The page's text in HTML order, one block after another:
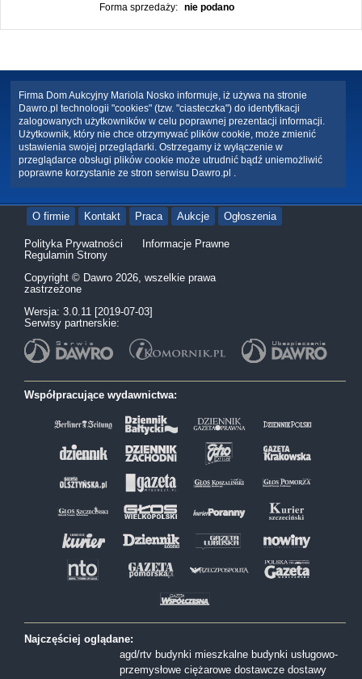
Forma sprzedaży:
nie podano
Firma Dom Aukcyjny Mariola Nosko informuje, iż używa na stronie
Dawro.pl technologii "cookies" (tzw. "ciasteczka") do identyfikacji
zalogowanych użytkowników w celu poprawnej prezentacji informacji.
Użytkownik, który nie chce otrzymywać plików cookie, może zmienić
ustawienia swojej przeglądarki. Ostrzegamy iż wyłączenie w
przeglądarce obsługi plików cookie może utrudnić bądź uniemożliwić
poprawne korzystanie ze stron serwisu Dawro.pl .
O firmie Kontakt Praca Aukcje Ogłoszenia
Polityka Prywatności
Informacje Prawne
Regulamin Strony
Copyright © Dawro 2026, wszelkie prawa
zastrzeżone
Wersja: 3.0.11 [2019-07-03]
Serwisy partnerskie:
Współpracujące wydawnictwa:
Najczęściej oglądane:
agd/rtv budynki mieszkalne budynki usługowo-
przemysłowe ciężarowe dostawcze dostawy